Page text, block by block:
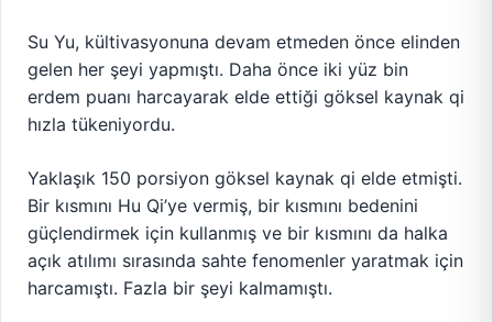
Su Yu, kültivasyonuna devam etmeden önce elinden
gelen her şeyi yapmıştı. Daha önce iki yüz bin
erdem puanı harcayarak elde ettiği göksel kaynak qi
hızla tükeniyordu.
Yaklaşık 150 porsiyon göksel kaynak qi elde etmişti.
Bir kısmını Hu Qi’ye vermiş, bir kısmını bedenini
güçlendirmek için kullanmış ve bir kısmını da halka
açık atılımı sırasında sahte fenomenler yaratmak için
harcamıştı. Fazla bir şeyi kalmamıştı.